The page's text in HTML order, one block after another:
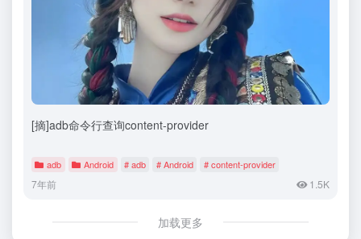
[摘]adb命令行查询content-provider
adb Android # adb # Android # content-provider
7年前 1.5K
加载更多